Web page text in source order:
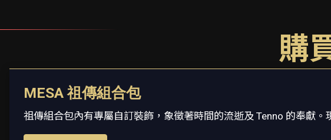
購
MESA 祖傳組合包
祖傳組合包內有專屬自訂裝飾，象徵著時間的流逝及 Tenno 的奉獻